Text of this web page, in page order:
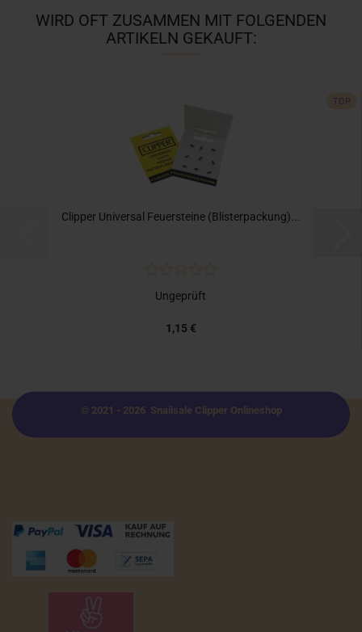
WIRD OFT ZUSAMMEN MIT FOLGENDEN
ARTIKELN GEKAUFT:
TOP
Clipper Universal Feuersteine (Blisterpackung)...
Ungeprüft
1,15 €
© 2021 - 2026 Snailsale Clipper Onlineshop